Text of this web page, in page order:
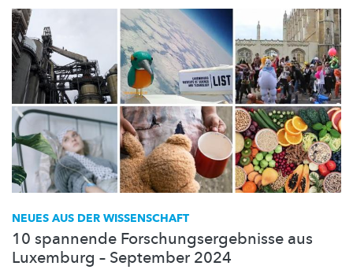
NEUES AUS DER WISSENSCHAFT
10 spannende Forschungsergebnisse aus
Luxemburg – September 2024